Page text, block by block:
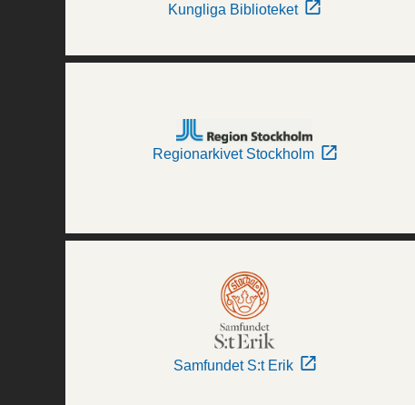
Kungliga Biblioteket
Regionarkivet Stockholm
Samfundet S:t Erik